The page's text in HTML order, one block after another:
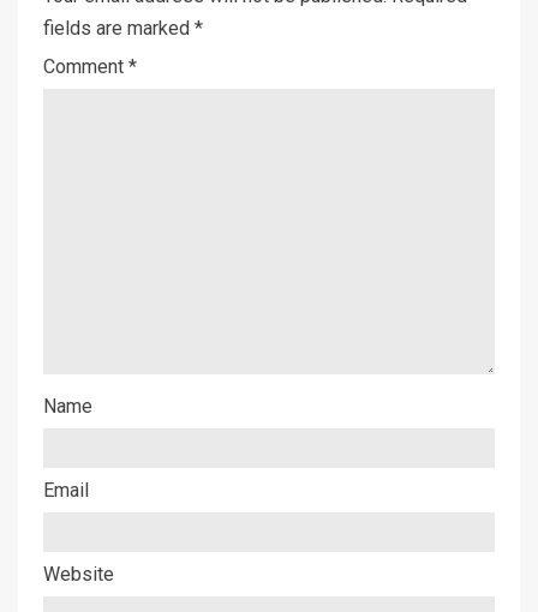
fields are marked *
Comment *
Name
Email
Website